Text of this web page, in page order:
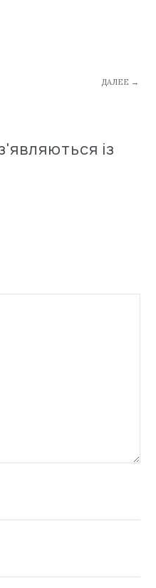
ДАЛЕЕ →
із